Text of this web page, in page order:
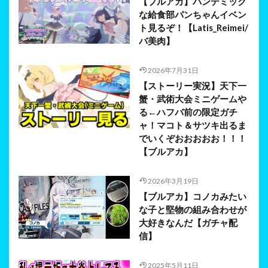
な給食部パンちゃんイベン
ト見るぞ！【Latis_Reimei/
バ美肉】
2026年7月31日
【ストーリー実況】天下一
蟹・武術大会ミニゲームや
る←ハフバ前の限定ガチ
ャ！マコト＆サツキ出るま
でいくぞおおおおお！！！
【ブルアカ】
2026年3月19日
【ブルアカ】コノカみたい
な子と堅物の組み合わせが
大好きなんだ【ガチャ配
信】
2025年5月11日